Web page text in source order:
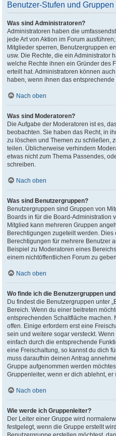
Benutzer-Stufen und Gruppen
Was sind Administratoren?
Administratoren haben die
jede Art von Aktion im Forum
Mitglieder sperren, Benutzergruppen
usw. Die Rechte, die ein Administrator
welche Rechte ihnen ein Gründer des
erteilt hat. Administratoren können
haben, wenn ihnen das
Nach oben
Was sind Moderatoren?
Die Aufgabe der Moderatoren ist es,
beobachten. Sie haben das Recht, in
zu löschen und Themen zu schließen,
teilen. Üblicherweise verhindern
etwas nicht zum Thema Passendes,
schreiben.
Nach oben
Was sind Benutzergruppen?
Benutzergruppen sind Gruppen von
Boards in für die Board-Administration
Mitglied kann mehreren Gruppen
Berechtigungen zugeteilt werden.
Berechtigungen für mehrere Benutzer
Beispiel zu Moderatoren eines
einem nichtöffentlichen Forum zu
Nach oben
Wo finde ich die Benutzergruppen
Du findest die Benutzergruppen unter
Bereich. Wenn du einer beitreten
entsprechenden Schaltfläche machen.
offen. Einige erfordern erst eine
sein und weitere sogar versteckt.
einfach durch die entsprechende
eine Freischaltung, so kannst du dich
muss daraufhin deinen Antrag
Gruppe aufgenommen werden
Gruppenleiter, wenn er dich ablehnt,
Nach oben
Wie werde ich Gruppenleiter?
Der Leiter einer Gruppe wird
festgelegt, wenn die Gruppe erstellt